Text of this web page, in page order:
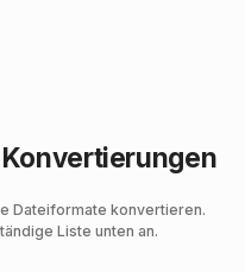
Dateiformate konvertieren.
Liste unten an.